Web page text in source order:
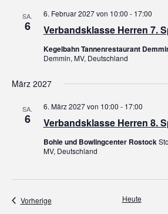
SA.
6 Verbandsklasse Herren 7.
6. Februar 2027 von 10:00 - 17:00
Kegelbahn Tannenrestaurant
Demmin, MV, Deutschland
März 2027
SA.
6 Verbandsklasse Herren 8.
6. März 2027 von 10:00 - 17:00
Bohle und Bowlingcenter Rostock
MV, Deutschland
VorherigeVeranstaltungen Heute